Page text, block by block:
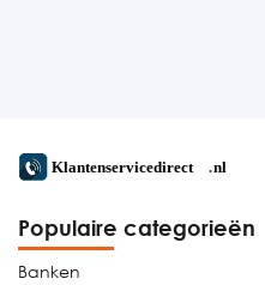
Populaire categorieën
Banken